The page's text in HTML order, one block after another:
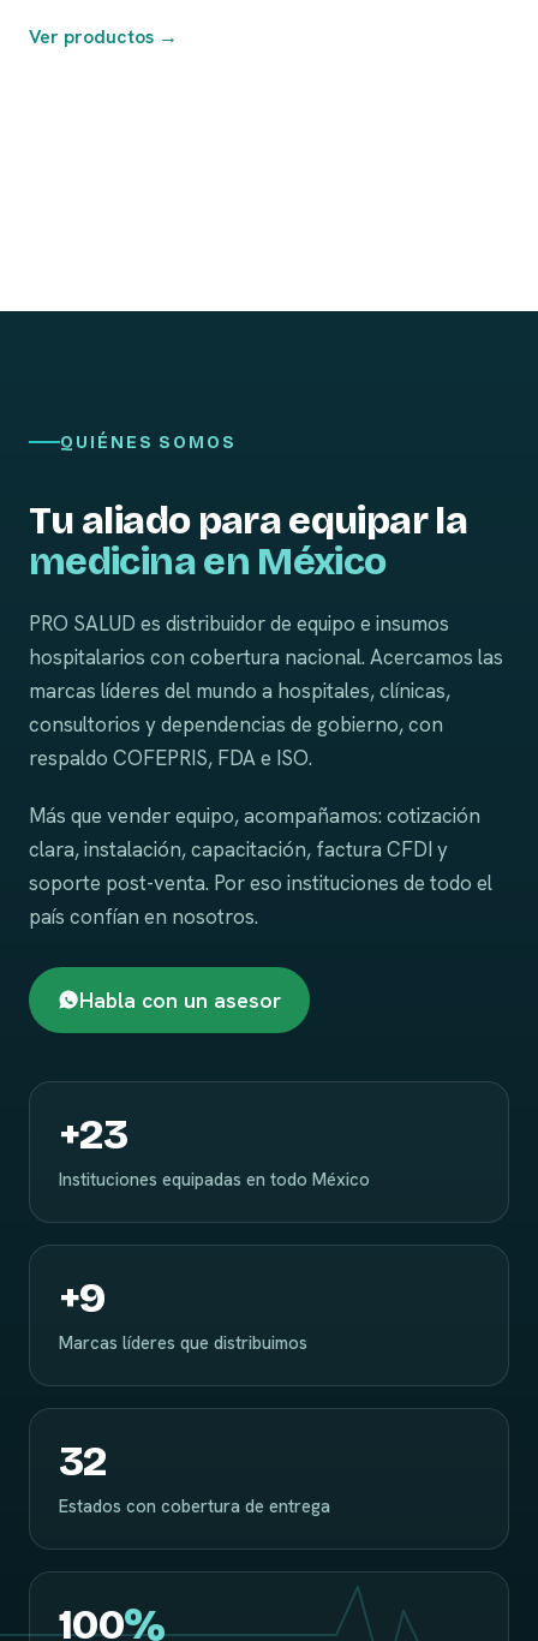
Ver productos →
QUIÉNES SOMOS
Tu aliado para equipar la
medicina en México
PRO SALUD es distribuidor de equipo e insumos
hospitalarios con cobertura nacional. Acercamos las
marcas líderes del mundo a hospitales, clínicas,
consultorios y dependencias de gobierno, con
respaldo COFEPRIS, FDA e ISO.
Más que vender equipo, acompañamos: cotización
clara, instalación, capacitación, factura CFDI y
soporte post-venta. Por eso instituciones de todo el
país confían en nosotros.
Habla con un asesor
+23
Instituciones equipadas en todo México
+9
Marcas líderes que distribuimos
32
Estados con cobertura de entrega
100%